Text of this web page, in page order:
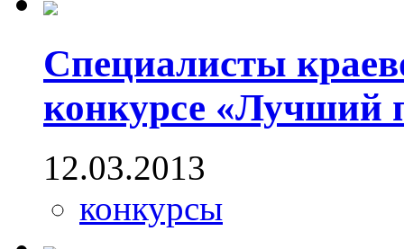
Специалисты
конкурсе «Лучший
12.03.2013
конкурсы